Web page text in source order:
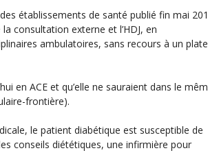
établissements de santé publié fin mai
consultation externe et l’HDJ, en
ambulatoires, sans recours à un
en ACE et qu’elle ne sauraient dans le
frontière).
le patient diabétique est susceptible de
conseils diététiques, une infirmière pour